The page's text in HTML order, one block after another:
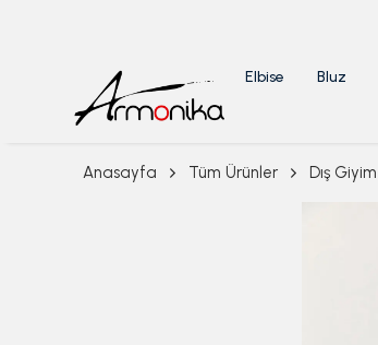
Elbise Bluz
Anasayfa Tüm Ürünler Dış Giyim